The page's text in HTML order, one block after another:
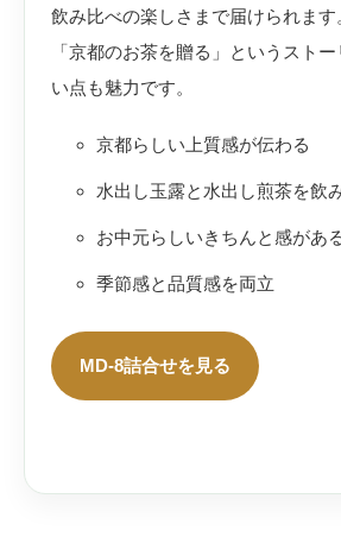
飲み比べの楽しさまで届けられます
「京都のお茶を贈る」というスト
い点も魅力です。
京都らしい上質感が伝わる
水出し玉露と水出し煎茶を飲
お中元らしいきちんと感があ
季節感と品質感を両立
MD-8詰合せを見る